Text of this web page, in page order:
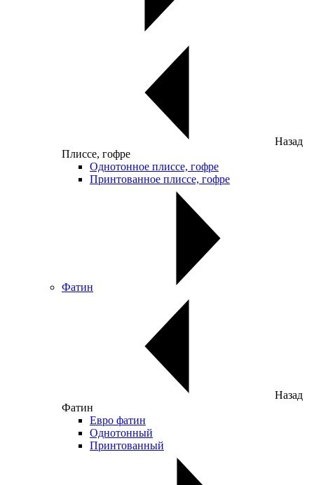
Назад
Плиссе, гофре
Однотонное плиссе, гофре
Принтованное плиссе, гофре
Фатин
Назад
Фатин
Евро фатин
Однотонный
Принтованный